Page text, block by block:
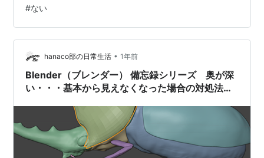
#ない
hanaco部の日常生活 • 1年前
Blender（ブレンダー） 備忘録シリーズ 奥が深
い・・・基本から見えなくなった場合の対処法ま